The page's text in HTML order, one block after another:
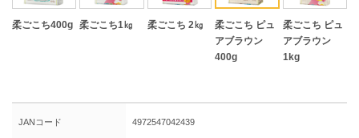
柔ごこち400g 柔ごこち1㎏ 柔ごこち 2㎏
柔ごこち ピュ
アブラウン
400g
柔ごこち ピュ
アブラウン
1kg
JANコード 4972547042439